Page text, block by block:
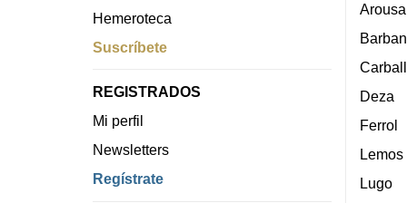
Hemeroteca
Suscríbete
REGISTRADOS
Mi perfil
Newsletters
Regístrate
Arousa
Deza
Ferrol
Lemos
Lugo